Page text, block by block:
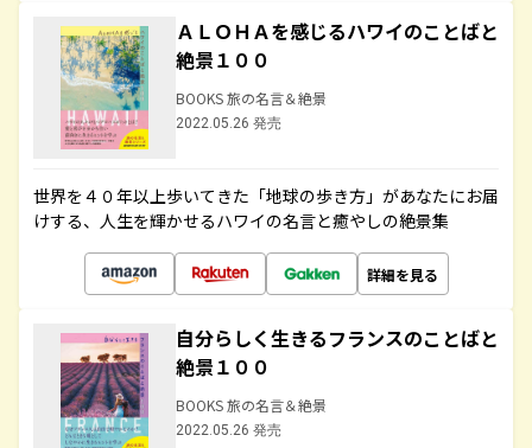
ＡＬＯＨＡを感じるハワイのことばと
絶景１００
BOOKS 旅の名言＆絶景
2022.05.26 発売
世界を４０年以上歩いてきた「地球の歩き方」があなたにお届
けする、人生を輝かせるハワイの名言と癒やしの絶景集
詳細を見る
自分らしく生きるフランスのことばと
絶景１００
BOOKS 旅の名言＆絶景
2022.05.26 発売